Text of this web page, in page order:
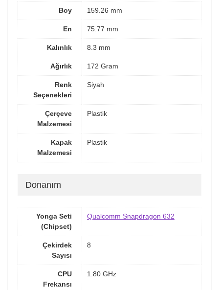
Boy 159.26 mm
En 75.77 mm
Kalınlık 8.3 mm
Ağırlık 172 Gram
Renk
Seçenekleri
Siyah
Çerçeve
Malzemesi
Plastik
Kapak
Malzemesi
Plastik
Donanım
Yonga Seti
(Chipset)
Qualcomm Snapdragon 632
Çekirdek
Sayısı
8
CPU
Frekansı
1.80 GHz